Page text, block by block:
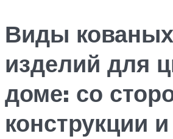
Виды кованых
изделий для
доме: со
конструкции и